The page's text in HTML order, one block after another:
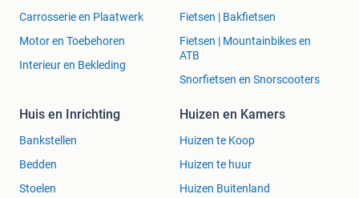
Carrosserie en Plaatwerk
Motor en Toebehoren
Interieur en Bekleding
Fietsen | Bakfietsen
Fietsen | Mountainbikes en
ATB
Snorfietsen en Snorscooters
Huis en Inrichting
Bankstellen
Bedden
Stoelen
Huizen en Kamers
Huizen te Koop
Huizen te huur
Huizen Buitenland